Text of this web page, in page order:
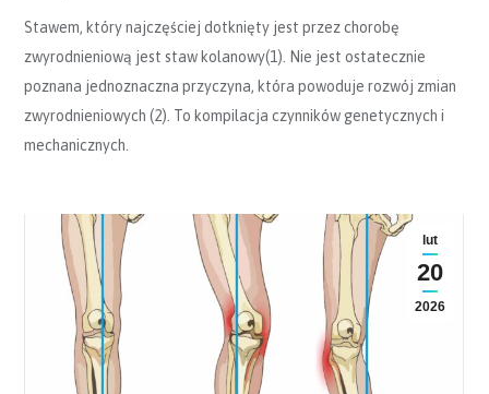
Stawem, który najczęściej dotknięty jest przez chorobę
zwyrodnieniową jest staw kolanowy(1). Nie jest ostatecznie
poznana jednoznaczna przyczyna, która powoduje rozwój zmian
zwyrodnieniowych (2). To kompilacja czynników genetycznych i
mechanicznych.
lut
20
2026